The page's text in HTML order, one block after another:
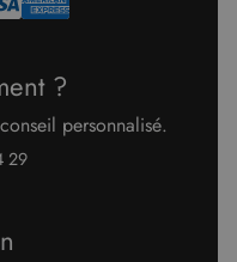
?
personnalisé.
29